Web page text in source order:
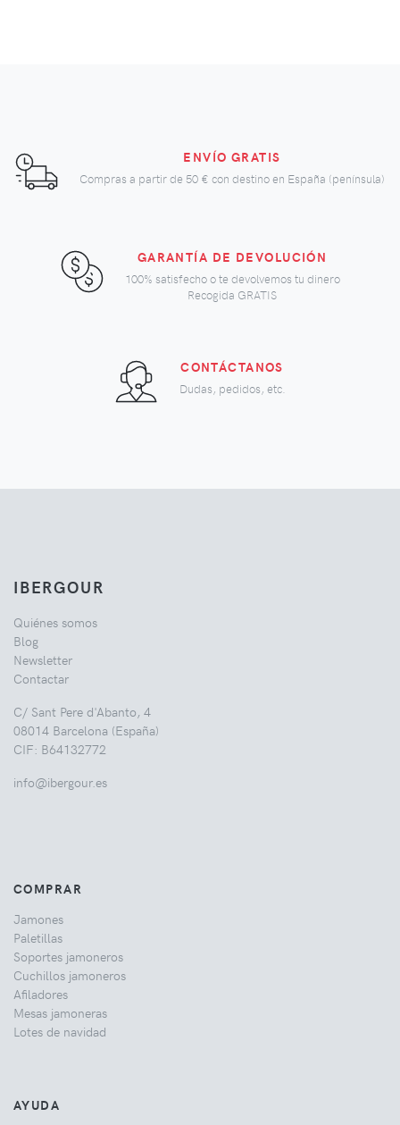
ENVÍO GRATIS
Compras a partir de 50 € con destino en España (península)
GARANTÍA DE DEVOLUCIÓN
100% satisfecho o te devolvemos tu dinero
Recogida GRATIS
CONTÁCTANOS
Dudas, pedidos, etc.
IBERGOUR
Quiénes somos
Blog
Newsletter
Contactar
C/ Sant Pere d'Abanto, 4
08014 Barcelona (España)
CIF: B64132772
info@ibergour.es
COMPRAR
Jamones
Paletillas
Soportes jamoneros
Cuchillos jamoneros
Afiladores
Mesas jamoneras
Lotes de navidad
AYUDA